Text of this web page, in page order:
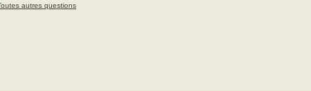
autres questions